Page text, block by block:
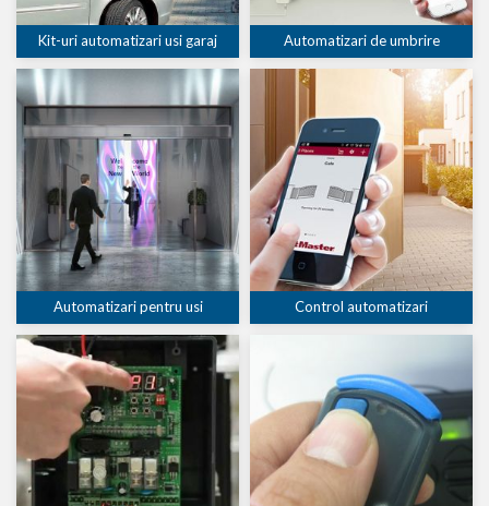
Kit-uri automatizari usi garaj Automatizari de umbrire
Automatizari pentru usi Control automatizari